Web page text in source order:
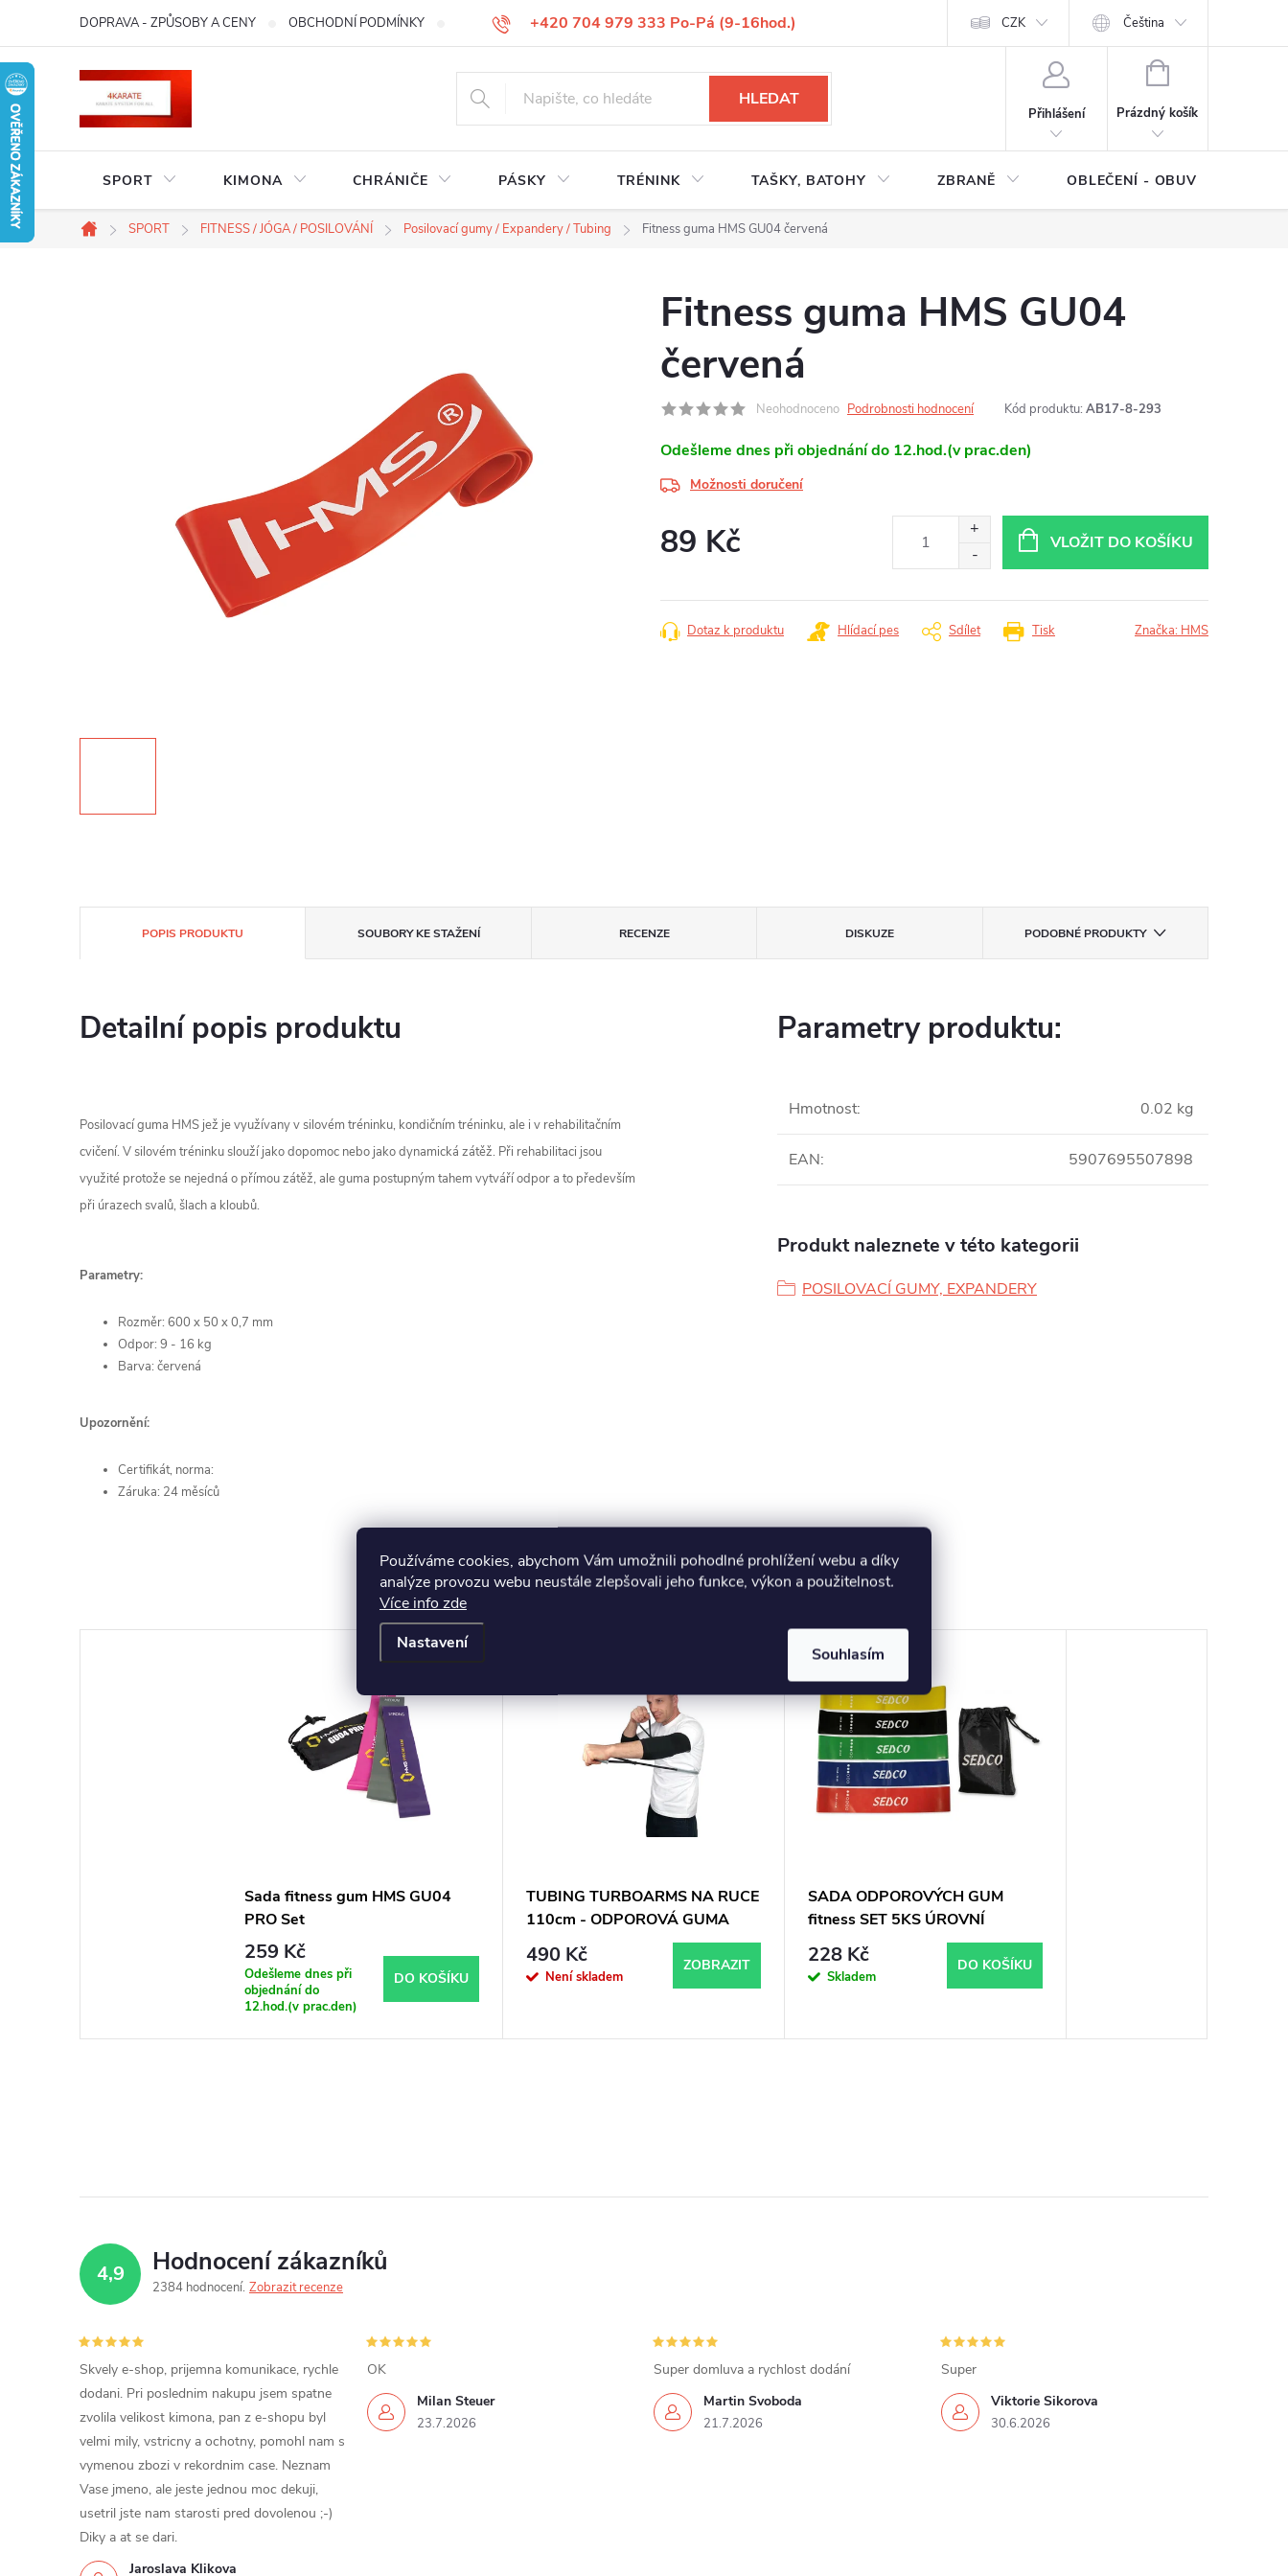
Používáme cookies, abychom Vám umožnili pohodlné prohlížení webu a díky
analýze provozu webu neustále zlepšovali jeho funkce, výkon a použitelnost.
Více info zde
Nastavení
Souhlasím
obsah
+420 704 979 333 Po-Pá (9-16hod.)
DOPRAVA - ZPŮSOBY A CENY OBCHODNÍ PODMÍNKY VÝMĚNA ZBOŽÍ REKLAMACE ZBOŽÍ ODSTOUPENÍ OD KUPNÍ SMLOUVY OCHRANA OSOBNÍCH DAT Moje objednávka
CZK Čeština
HLEDAT
Přihlášení
NÁKUPNÍ
Prázdný košík
SPORT KIMONA CHRÁNIČE PÁSKY TRÉNINK TAŠKY, BATOHY ZBRANĚ OBLEČENÍ - OBUV
Domů
SPORT FITNESS / JÓGA / POSILOVÁNÍ Posilovací gumy / Expandery / Tubing Fitness guma HMS GU04 červená
Fitness guma HMS GU04
červená
Neohodnoceno Podrobnosti hodnocení Kód produktu: AB17-8-293
Odešleme dnes při objednání do 12.hod.(v prac.den)
Možnosti doručení
89 Kč VLOŽIT DO KOŠÍKU
Tisk
Dotaz k produktu Hlídací pes Sdílet Značka: HMS
POPIS PRODUKTU SOUBORY KE STAŽENÍ RECENZE DISKUZE PODOBNÉ PRODUKTY
Detailní popis produktu
Posilovací guma HMS jež je využívany v silovém tréninku, kondičním tréninku, ale i v rehabilitačním
cvičení. V silovém tréninku slouží jako dopomoc nebo jako dynamická zátěž. Při rehabilitaci jsou
využité protože se nejedná o přímou zátěž, ale guma postupným tahem vytváří odpor a to především
při úrazech svalů, šlach a kloubů.
Parametry:
Rozměr: 600 x 50 x 0,7 mm
Odpor: 9 - 16 kg
Barva: červená
Upozornění:
Certifikát, norma:
Záruka: 24 měsíců
Parametry produktu:
Hmotnost: 0.02 kg
EAN: 5907695507898
Produkt naleznete v této kategorii
POSILOVACÍ GUMY, EXPANDERY
Sada fitness gum HMS GU04
PRO Set
259 Kč
Odešleme dnes při
objednání do
12.hod.(v prac.den)
DO KOŠÍKU
TUBING TURBOARMS NA RUCE
110cm - ODPOROVÁ GUMA
SILNÁ
490 Kč
Není skladem
ZOBRAZIT
SADA ODPOROVÝCH GUM
fitness SET 5KS ÚROVNÍ
228 Kč
Skladem
DO KOŠÍKU
4,9 Hodnocení zákazníků
2384 hodnocení Zobrazit recenze
Jaroslava Klikova
Skvely e-shop, prijemna komunikace, rychle
dodani. Pri poslednim nakupu jsem spatne
zvolila velikost kimona, pan z e-shopu byl
velmi mily, vstricny a ochotny, pomohl nam s
vymenou zbozi v rekordnim case. Neznam
Vase jmeno, ale jeste jednou moc dekuji,
usetril jste nam starosti pred dovolenou ;-)
Diky a at se dari.
Milan Steuer
23.7.2026
OK
Martin Svoboda
21.7.2026
Super domluva a rychlost dodání
Viktorie Sikorova
30.6.2026
Super